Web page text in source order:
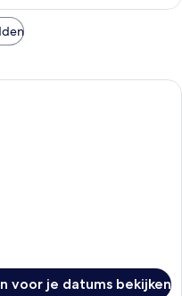
ruime woonkamer met een
voor je datums bekijken